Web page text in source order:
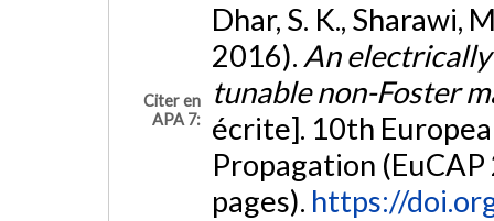
Citer en
APA 7:
Dhar, S. K., Sharawi,
2016). An
tunable non-Foster
écrite]. 10th
Propagation
pages). https://